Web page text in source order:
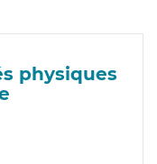
physiques